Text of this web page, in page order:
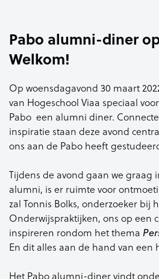
Pabo alumni-diner
Welkom!
Op woensdagavond 30 maart
van Hogeschool Viaa speciaal
Pabo een alumni diner.
inspiratie staan deze avond
ons aan de Pabo heeft
Tijdens de avond gaan we graag
alumni, is er ruimte voor
zal Tonnis Bolks, onderzoeker bij
Onderwijspraktijken, ons op een
inspireren rondom het thema
En dit alles aan de hand van een
Het Pabo alumni-diner vindt